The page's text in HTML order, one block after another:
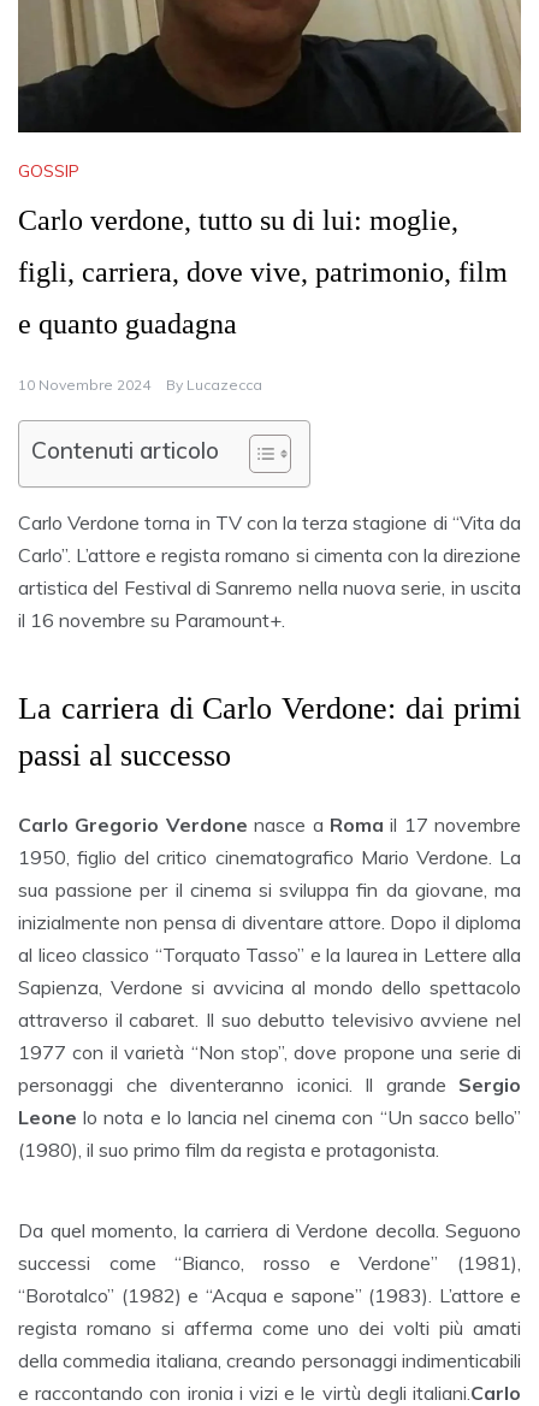
GOSSIP
Carlo verdone, tutto su di lui: moglie,
figli, carriera, dove vive, patrimonio, film
e quanto guadagna
10 Novembre 2024 By Lucazecca
Contenuti articolo
Carlo Verdone torna in TV con la terza stagione di “Vita da
Carlo”. L’attore e regista romano si cimenta con la direzione
artistica del Festival di Sanremo nella nuova serie, in uscita
il 16 novembre su Paramount+.
La carriera di Carlo Verdone: dai primi
passi al successo
Carlo Gregorio Verdone nasce a Roma il 17 novembre
1950, figlio del critico cinematografico Mario Verdone. La
sua passione per il cinema si sviluppa fin da giovane, ma
inizialmente non pensa di diventare attore. Dopo il diploma
al liceo classico “Torquato Tasso” e la laurea in Lettere alla
Sapienza, Verdone si avvicina al mondo dello spettacolo
attraverso il cabaret. Il suo debutto televisivo avviene nel
1977 con il varietà “Non stop”, dove propone una serie di
personaggi che diventeranno iconici. Il grande Sergio
Leone lo nota e lo lancia nel cinema con “Un sacco bello”
(1980), il suo primo film da regista e protagonista.
Da quel momento, la carriera di Verdone decolla. Seguono
successi come “Bianco, rosso e Verdone” (1981),
“Borotalco” (1982) e “Acqua e sapone” (1983). L’attore e
regista romano si afferma come uno dei volti più amati
della commedia italiana, creando personaggi indimenticabili
e raccontando con ironia i vizi e le virtù degli italiani. Carlo